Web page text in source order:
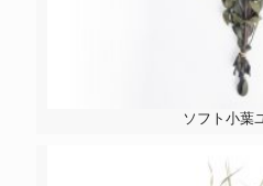
ソフト小葉